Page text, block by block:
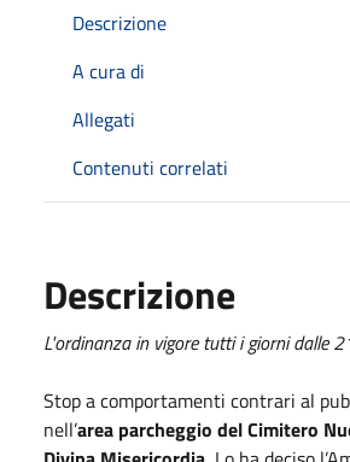
Descrizione
A cura di
Allegati
Contenuti correlati
Descrizione
L'ordinanza in vigore tutti i giorni dalle
Stop a comportamenti contrari al
nell’area parcheggio del Cimitero